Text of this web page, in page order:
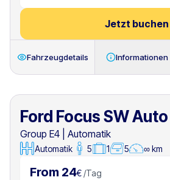
Jetzt buchen
Fahrzeugdetails Informationen
Ford Focus SW Auto
Group E4
Automatik
Automatik 5 1 5 ∞ km
From 24€ /Tag